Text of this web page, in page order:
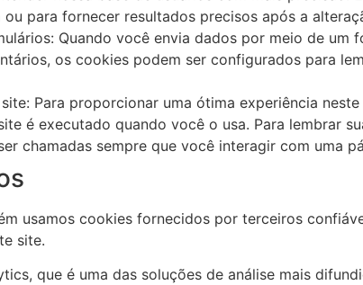
para fornecer resultados precisos após a
Quando você envia dados por meio de
os cookies podem ser configurados para
Para proporcionar uma ótima experiência
é executado quando você o usa. Para lembrar
chamadas sempre que você interagir com uma
usamos cookies fornecidos por terceiros
site.
que é uma das soluções de análise mais